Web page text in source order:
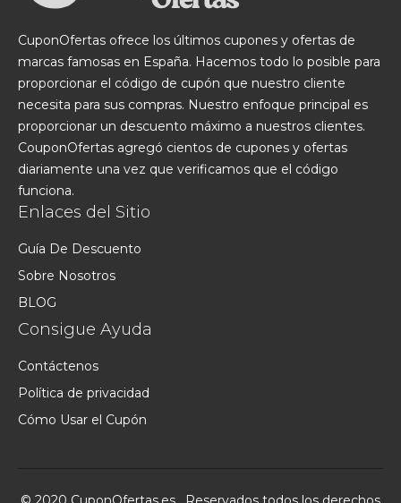
CuponOfertas ofrece los últimos cupones y ofertas de
marcas famosas en España. Hacemos todo lo posible para
proporcionar el código de cupón que nuestro cliente
necesita para sus compras. Nuestro enfoque principal es
proporcionar un descuento máximo a nuestros clientes.
CouponOfertas agregó cientos de cupones y ofertas
diariamente una vez que verificamos que el código
funciona.
Enlaces del Sitio
Guía De Descuento
Sobre Nosotros
BLOG
Consigue Ayuda
Contáctenos
Política de privacidad
Cómo Usar el Cupón